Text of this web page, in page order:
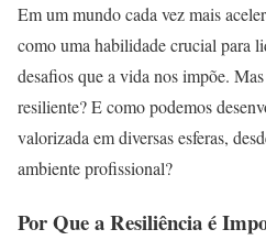
Em um mundo cada vez mais
como uma habilidade crucial para
desafios que a vida nos impõe.
resiliente? E como podemos
valorizada em diversas esferas,
ambiente profissional?
Por Que a Resiliência é